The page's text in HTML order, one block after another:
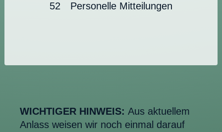
52
Personelle Mitteilungen
WICHTIGER HINWEIS: Aus aktuellem
Anlass weisen wir noch einmal darauf